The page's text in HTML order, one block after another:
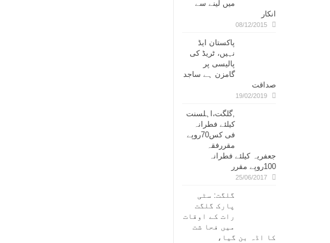
میں لینے سے
انکار
08/12/2015
پاکستان ایڈ
نہیں، ٹریڈ کی
پالیسی پر
گامزن ہے ساجد
صداقت
19/02/2019
,گلگت،اہلسنت
کیلئے فطرانہ
فی کس70روپے
مقررفقہ
جعفریہ کیلئے فطرانہ
100روپے مقرر
25/06/2017
گلگت: سٹی
پارک گلگت
رات کے اوقات
میں فحا شت
کا اڈہ بن گیا،